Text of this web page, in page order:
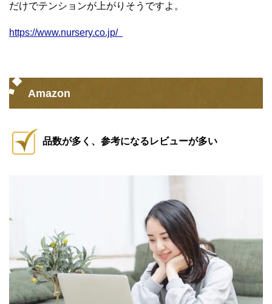
だけでテンションが上がりそうですよ。
https://www.nursery.co.jp/
Amazon
品数が多く、参考になるレビューが多い